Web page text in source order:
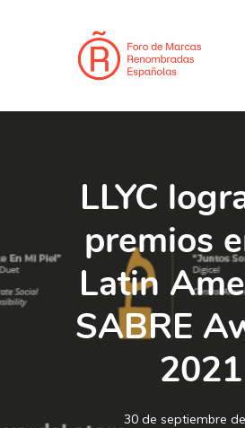
LLYC
premios
Latin
SABRE
2021
30 de septiembre